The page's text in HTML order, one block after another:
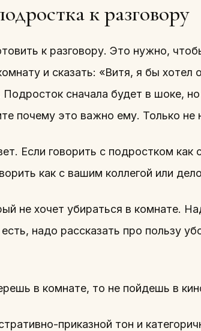
к разговору
к разговору. Это нужно,
и сказать: «Витя, я бы
сначала будет в шоке,
почему это важно ему. Только не
Если говорить с подростком как
как с вашим коллегой или
не хочет убираться в комнате.
надо рассказать про пользу
в комнате, то не пойдешь в
приказной тон и